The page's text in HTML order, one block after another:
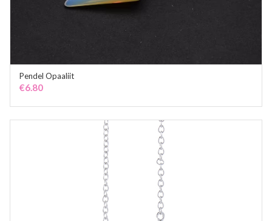
Pendel Opaaliit
€6.80